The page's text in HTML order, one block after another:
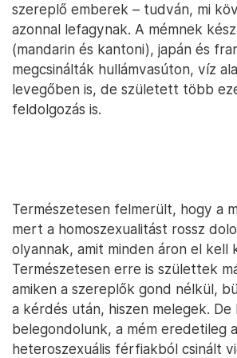
szereplő emberek – tudván, mi
azonnal lefagynak. A mémnek
(mandarin és kantoni), japán és
megcsinálták hullámvasúton, víz
levegőben is, de született több
feldolgozás is.
Természetesen felmerült, hogy a
mert a homoszexualitást rossz
olyannak, amit minden áron el kell
Természetesen erre is születtek
amiken a szereplők gond nélkül,
a kérdés után, hiszen melegek. De
belegondolunk, a mém eredetileg
heteroszexuális férfiakból csinált